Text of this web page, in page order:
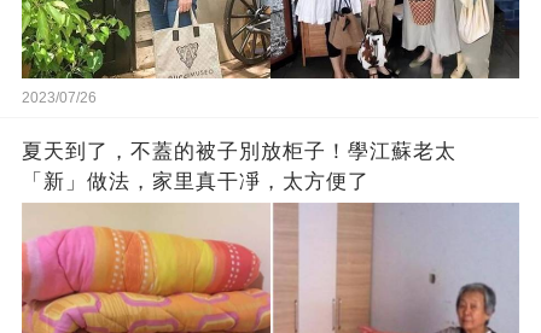
2023/07/26
夏天到了，不蓋的被子別放柜子！學江蘇老太
「新」做法，家里真干凈，太方便了